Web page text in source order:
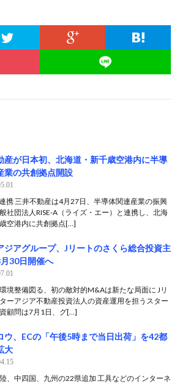
産が日本初、北海道・新千歳空港内に半導
業の共創拠点開設
携 三井不動産は4月27日、半導体関連産業の振興
社団法人RISE-A（ライズ・エー）と連携し、北海
空港内に共創拠点[…]
ジアグループ、Jリートのさくら総合投資主
30日開催へ
境整備図る、初の敵対的M&Aは新たな局面に Jリ
ーアジア不動産投資法人の資産運用を担うスター
顧問は7月1日、グ[…]
ウ、ECの「午後5時まで当日出荷」を42都
大
、中四国、九州の22県追加 工具などのインターネ